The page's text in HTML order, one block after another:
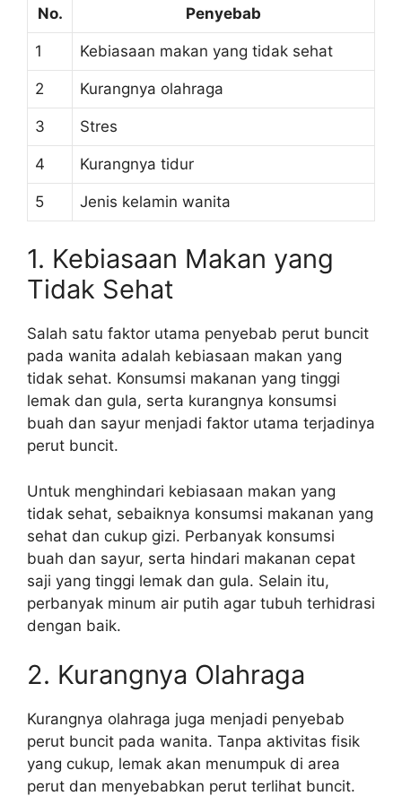
No. Penyebab
1 Kebiasaan makan yang tidak sehat
2 Kurangnya olahraga
3 Stres
4 Kurangnya tidur
5 Jenis kelamin wanita
1. Kebiasaan Makan yang
Tidak Sehat
Salah satu faktor utama penyebab perut buncit
pada wanita adalah kebiasaan makan yang
tidak sehat. Konsumsi makanan yang tinggi
lemak dan gula, serta kurangnya konsumsi
buah dan sayur menjadi faktor utama terjadinya
perut buncit.
Untuk menghindari kebiasaan makan yang
tidak sehat, sebaiknya konsumsi makanan yang
sehat dan cukup gizi. Perbanyak konsumsi
buah dan sayur, serta hindari makanan cepat
saji yang tinggi lemak dan gula. Selain itu,
perbanyak minum air putih agar tubuh terhidrasi
dengan baik.
2. Kurangnya Olahraga
Kurangnya olahraga juga menjadi penyebab
perut buncit pada wanita. Tanpa aktivitas fisik
yang cukup, lemak akan menumpuk di area
perut dan menyebabkan perut terlihat buncit.